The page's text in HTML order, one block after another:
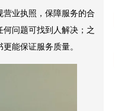
业执照，保障服务的合
问题可找到人解决；之
能保证服务质量。